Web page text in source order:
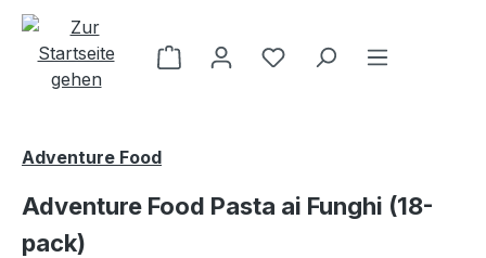
Zum Hauptinhalt springen
Adventure Food
Adventure Food Pasta ai Funghi (18-
pack)